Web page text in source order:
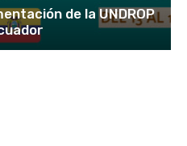
de la UNDROP